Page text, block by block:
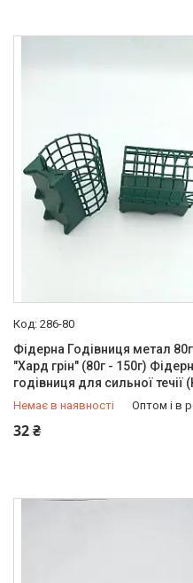
286-80
Фідерна Годівниця метал 80г
"Хард грін" (80г - 150г)
годівниця для сильної течії
Немає в наявності Оптом і в
32 ₴
+380 (97) 949-97-05